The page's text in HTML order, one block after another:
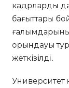
кадрларды
бағыттары
орындауы
жеткізілді.
Университет